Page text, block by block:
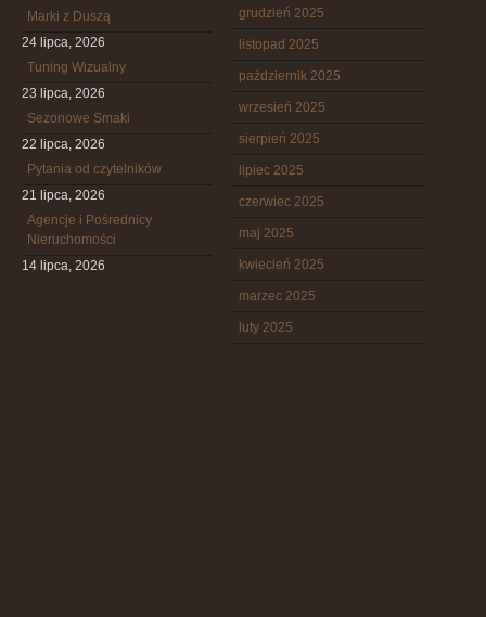
Marki z Duszą
24 lipca, 2026
Tuning Wizualny
23 lipca, 2026
Sezonowe Smaki
22 lipca, 2026
Pytania od czytelników
21 lipca, 2026
Agencje i Pośrednicy
Nieruchomości
14 lipca, 2026
grudzień 2025
listopad 2025
październik 2025
wrzesień 2025
sierpień 2025
lipiec 2025
czerwiec 2025
maj 2025
kwiecień 2025
marzec 2025
luty 2025